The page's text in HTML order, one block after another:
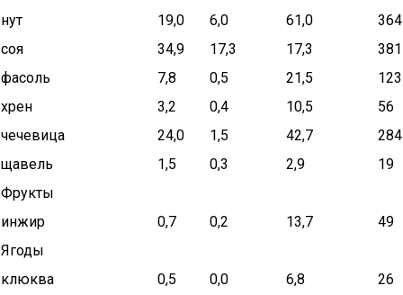
нут
19,0 6,0 61,0
364
соя
34,9 17,3 17,3
381
фасоль
7,8 0,5 21,5
123
хрен
3,2 0,4 10,5
56
чечевица
24,0 1,5 42,7
284
щавель
1,5 0,3 2,9
19
Фрукты
инжир
0,7 0,2 13,7
49
Ягоды
клюква
0,5 0,0 6,8
26